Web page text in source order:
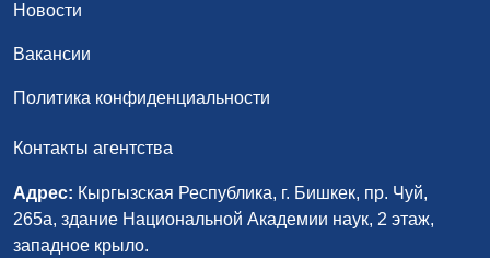
Новости
Вакансии
Политика конфиденциальности
Контакты агентства
Адрес: Кыргызская Республика, г. Бишкек, пр. Чуй,
265а, здание Национальной Академии наук, 2 этаж,
западное крыло.